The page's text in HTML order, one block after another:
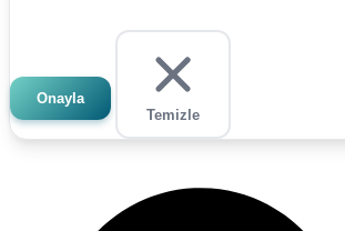
Onayla
Temizle